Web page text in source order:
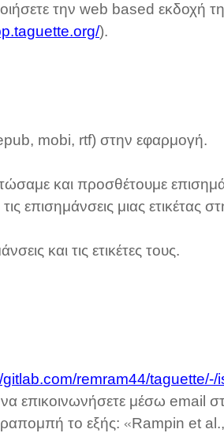
την web based εκδοχή
).
mobi, rtf) στην εφαρμογή.
και προσθέτουμε
επισημάνσεις μιας
και τις ετικέτες τους.
gitlab.com/remram44/taguette/-/
επικοινωνήσετε μέσω email
το εξής: «Rampin et